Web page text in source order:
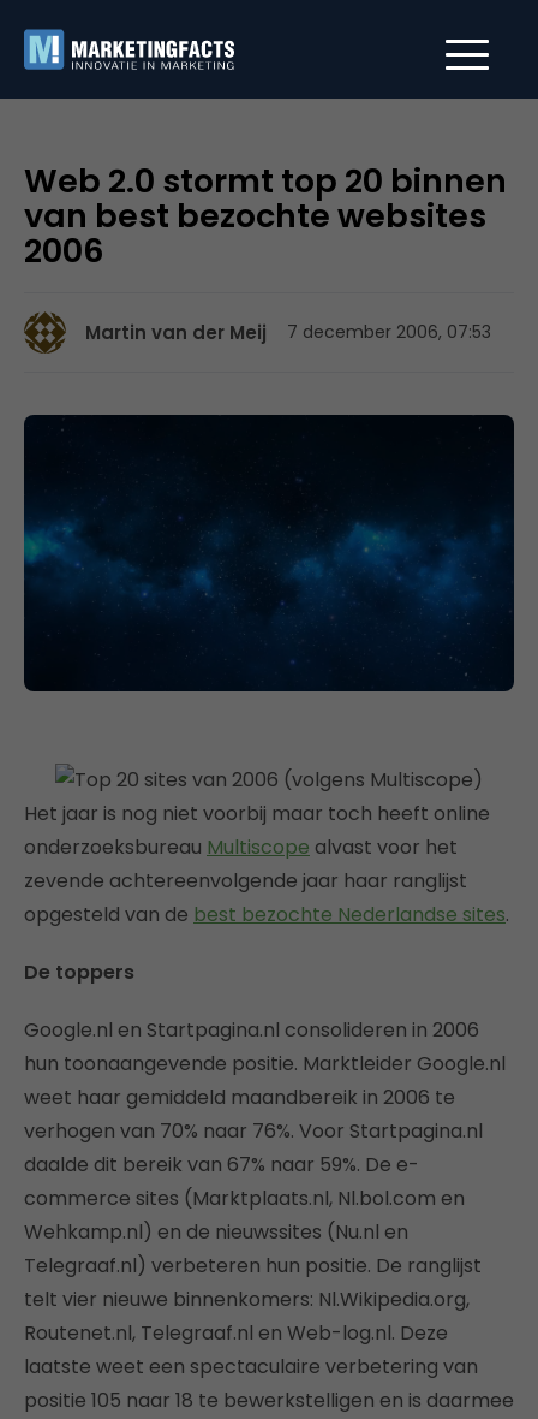
Web 2.0 stormt top 20 binnen
van best bezochte websites
2006
Martin van der Meij 7 december 2006, 07:53
Het jaar is nog niet voorbij maar toch heeft online
onderzoeksbureau Multiscope alvast voor het
zevende achtereenvolgende jaar haar ranglijst
opgesteld van de best bezochte Nederlandse sites.
De toppers
Google.nl en Startpagina.nl consolideren in 2006
hun toonaangevende positie. Marktleider Google.nl
weet haar gemiddeld maandbereik in 2006 te
verhogen van 70% naar 76%. Voor Startpagina.nl
daalde dit bereik van 67% naar 59%. De e-
commerce sites (Marktplaats.nl, Nl.bol.com en
Wehkamp.nl) en de nieuwssites (Nu.nl en
Telegraaf.nl) verbeteren hun positie. De ranglijst
telt vier nieuwe binnenkomers: Nl.Wikipedia.org,
Routenet.nl, Telegraaf.nl en Web-log.nl. Deze
laatste weet een spectaculaire verbetering van
positie 105 naar 18 te bewerkstelligen en is daarmee